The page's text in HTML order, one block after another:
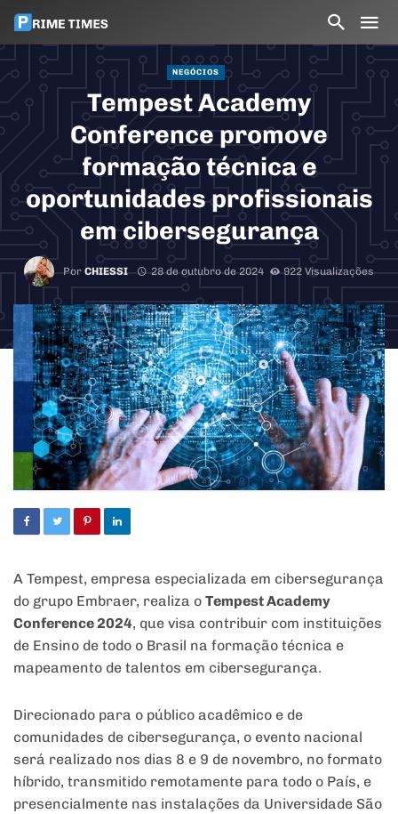
NEGÓCIOS
Tempest Academy
Conference promove
formação técnica e
oportunidades profissionais
em cibersegurança
Por CHIESSI 28 de outubro de 2024 922 Visualizações
A Tempest, empresa especializada em cibersegurança
do grupo Embraer, realiza o Tempest Academy
Conference 2024, que visa contribuir com instituições
de Ensino de todo o Brasil na formação técnica e
mapeamento de talentos em cibersegurança.
Direcionado para o público acadêmico e de
comunidades de cibersegurança, o evento nacional
será realizado nos dias 8 e 9 de novembro, no formato
híbrido, transmitido remotamente para todo o País, e
presencialmente nas instalações da Universidade São